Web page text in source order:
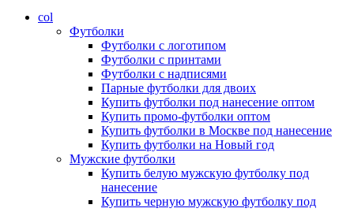
col
Футболки
Футболки с логотипом
Футболки с принтами
Футболки с надписями
Парные футболки для двоих
Купить футболки под нанесение оптом
Купить промо-футболки оптом
Купить футболки в Москве под нанесение
Купить футболки на Новый год
Мужские футболки
Купить белую мужскую футболку под
нанесение
Купить черную мужскую футболку под